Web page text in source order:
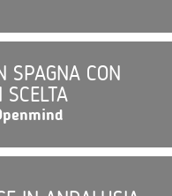
SPAGNA CON